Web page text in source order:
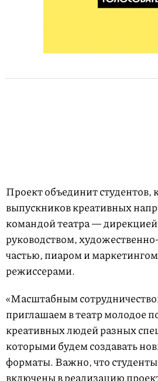
Проект объединит студентов,
выпускников креативных
командой театра —
руководством,
частью, пиаром и
режиссерами.
«Масштабным
приглашаем в театр молодое
креативных людей разных
которыми будем создавать
форматы. Важно, что
включены в реализацию